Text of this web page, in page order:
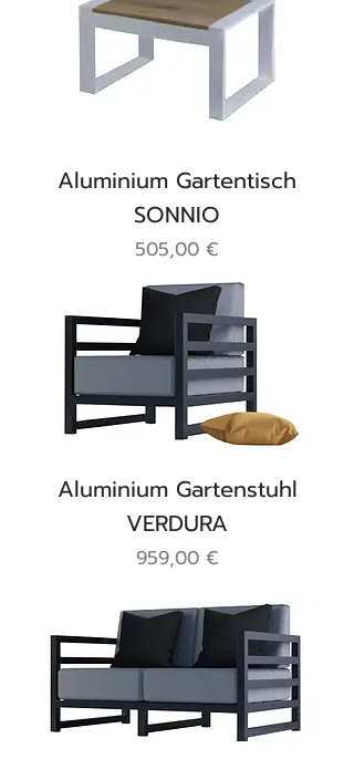
Aluminium Gartentisch
SONNIO
Preis
505,00 €
Aluminium Gartenstuhl
VERDURA
Preis
959,00 €